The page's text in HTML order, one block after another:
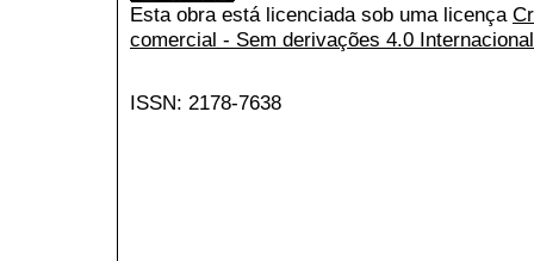
Esta obra está licenciada sob uma licença
comercial - Sem derivações 4.0 Internacional
ISSN: 2178-7638